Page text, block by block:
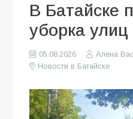
В Батайске
уборка улиц
05.08.2026
Алена
Новости в Батайске